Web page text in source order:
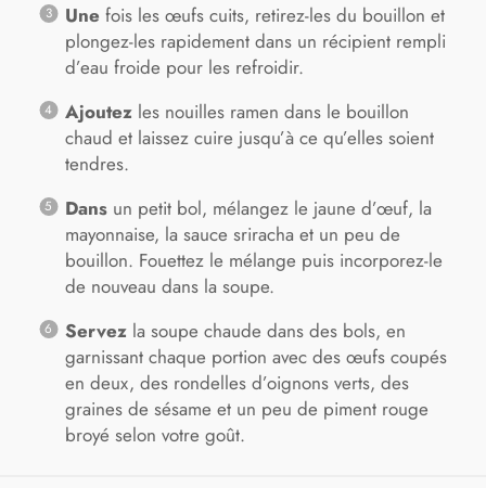
Une fois les œufs cuits, retirez-les du bouillon et
plongez-les rapidement dans un récipient rempli
d’eau froide pour les refroidir.
Ajoutezles nouilles ramen dans le bouillon
chaud et laissez cuire jusqu’à ce qu’elles soient
tendres.
Dansun petit bol, mélangez le jaune d’œuf, la
mayonnaise, la sauce sriracha et un peu de
bouillon. Fouettez le mélange puis incorporez-le
de nouveau dans la soupe.
Servezla soupe chaude dans des bols, en
garnissant chaque portion avec des œufs coupés
en deux, des rondelles d’oignons verts, des
graines de sésame et un peu de piment rouge
broyé selon votre goût.